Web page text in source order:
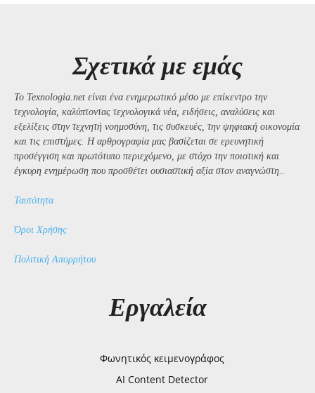
Σχετικά με εμάς
Το Texnologia.net είναι ένα ενημερωτικό μέσο με επίκεντρο την
τεχνολογία, καλύπτοντας τεχνολογικά νέα, ειδήσεις, αναλύσεις και
εξελίξεις στην τεχνητή νοημοσύνη, τις συσκευές, την ψηφιακή οικονομία
και τις επιστήμες. Η αρθρογραφία μας βασίζεται σε ερευνητική
προσέγγιση και πρωτότυπο περιεχόμενο, με στόχο την ποιοτική και
έγκυρη ενημέρωση που προσθέτει ουσιαστική αξία στον αναγνώστη..
Ταυτότητα
Όροι Χρήσης
Πολιτική Απορρήτου
Εργαλεία
Φωνητικός κειμενογράφος
AI Content Detector